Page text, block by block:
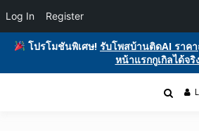
โปรโมชันพิเศษ! รับโพสบ้านติดAI ราค
หน้าแรกกูเกิลได้จริ
รับโพสต์เว็บบอร์ด ติดAI ตลาดซื้อขาย ฟรีป
Log In Register